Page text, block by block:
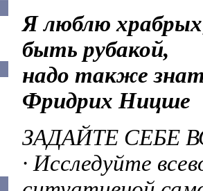
Я люблю
быть рубакой,
надо также
Фридрих Ницше
ЗАДАЙТЕ СЕБЕ
· Исследуйте